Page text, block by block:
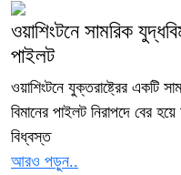
ওয়াশিংটনে সামরিক
পাইলট
ওয়াশিংটনে যুক্তরাষ্ট্রের একটি
বিমানের পাইলট নিরাপদে বের
বিধ্বস্ত
আরও পড়ুন..